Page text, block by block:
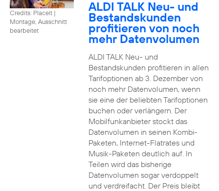
Credits: Placeit |
Montage, Ausschnitt
bearbeitet
ALDI TALK Neu- und
Bestandskunden
profitieren von noch
mehr Datenvolumen
ALDI TALK Neu- und
Bestandskunden profitieren in allen
Tarifoptionen ab 3. Dezember von
noch mehr Datenvolumen, wenn
sie eine der beliebten Tarifoptionen
buchen oder verlängern. Der
Mobilfunkanbieter stockt das
Datenvolumen in seinen Kombi-
Paketen, Internet-Flatrates und
Musik-Paketen deutlich auf. In
Teilen wird das bisherige
Datenvolumen sogar verdoppelt
und verdreifacht. Der Preis bleibt